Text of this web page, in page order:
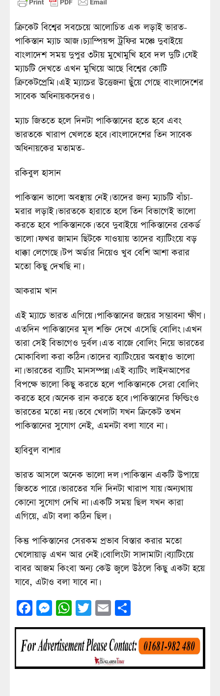
ক্রিকেট বিশ্বের সবচেয়ে আলোচিত এক লড়াই ভারত-
পাকিস্তান ম্যাচ আজ। চ্যাম্পিয়ন্স ট্রফির মঞ্চে দুবাইয়ে
বাংলাদেশ সময় দুপুর ৩টায় মুখোমুখি হবে দল দুটি। যেই
ম্যাচটি দেখতে এখন মুখিয়ে আছে বিশ্বের কোটি
ক্রিকেটপ্রেমি। এই ম্যাচের উত্তেজনা ছুঁয়ে গেছে বাংলাদেশের
সাবেক অধিনায়কদেরও।
ম্যাচ জিততে হলে দিনটা পাকিস্তানের হতে হবে এবং
ভারতকে খারাপ খেলতে হবে। বাংলাদেশের তিন সাবেক
অধিনায়কের মতামত-
রকিবুল হাসান
পাকিস্তান ভালো অবস্থায় নেই। তাদের জন্য ম্যাচটি বাঁচা-
মরার লড়াই। ভারতকে হারাতে হলে তিন বিভাগেই ভালো
করতে হবে পাকিস্তানকে। তবে দুবাইয়ে পাকিস্তানের রেকর্ড
ভালো। ফখর জামান ছিটকে যাওয়ায় তাদের ব্যাটিংয়ে বড়
ধাক্কা লেগেছে। টপ অর্ডার নিয়েও খুব বেশি আশা করার
মতো কিছু দেখছি না।
আকরাম খান
এই ম্যাচে ভারত এগিয়ে। পাকিস্তানের জয়ের সম্ভাবনা ক্ষীণ।
এতদিন পাকিস্তানের মূল শক্তি দেখে এসেছি বোলিং। এখন
তারা সেই বিভাগেও দুর্বল। এত বাজে বোলিং নিয়ে ভারতের
মোকাবিলা করা কঠিন। তাদের ব্যাটিংয়ের অবস্থাও ভালো
না। ভারতের ব্যাটিং মানসম্পন্ন। এই ব্যাটিং লাইনআপের
বিপক্ষে ভালো কিছু করতে হলে পাকিস্তানকে সেরা বোলিং
করতে হবে। অনেক রান করতে হবে। পাকিস্তানের ফিল্ডিংও
ভারতের মতো নয়। তবে খেলাটা যখন ক্রিকেট তখন
পাকিস্তানের সুযোগ নেই, এমনটা বলা যাবে না।
হাবিবুল বাশার
ভারত আসলে অনেক ভালো দল। পাকিস্তান একটি উপায়ে
জিততে পারে। ভারতের যদি দিনটা খারাপ যায়। অন্যথায়
কোনো সুযোগ দেখি না। একটি সময় ছিল যখন কারা
এগিয়ে, এটা বলা কঠিন ছিল।
কিন্তু পাকিস্তানের সেরকম প্রভাব বিস্তার করার মতো
খেলোয়াড় এখন আর নেই। বোলিংটা সাদামাটা। ব্যাটিংয়ে
বাবর আজম কিংবা অন্য কেউ জ্বলে উঠলে কিছু একটা হয়ে
যাবে, এটাও বলা যাবে না।
Facebook
Messenger
WhatsApp
Twitter
Email